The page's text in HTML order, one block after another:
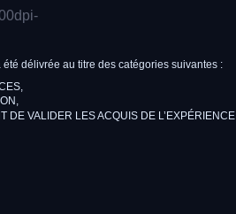
délivrée au titre des catégories suivantes :
DE VALIDER LES ACQUIS DE L’EXPÉRIENCE